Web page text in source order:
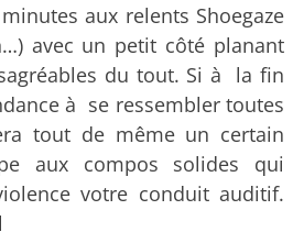
aux relents Shoegaze
avec un petit côté planant
du tout. Si à la fin
à se ressembler toutes
tout de même un certain
aux compos solides qui
votre conduit auditif.